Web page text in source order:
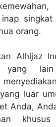
singkat
orang.
Alhijaz
yang lain
luar
Anda,